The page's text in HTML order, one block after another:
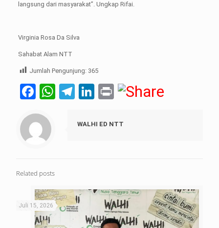
langsung dari masyarakat’’. Ungkap Rifai.
Virginia Rosa Da Silva
Sahabat Alam NTT
Jumlah Pengunjung: 365
Facebook
WhatsApp
Telegram
LinkedIn
Print
WALHI ED NTT
Related posts
Juli 15, 2026